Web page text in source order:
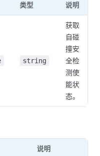
类型 说明
string
获取
自碰
撞安
全检
测使
能状
态。
说明